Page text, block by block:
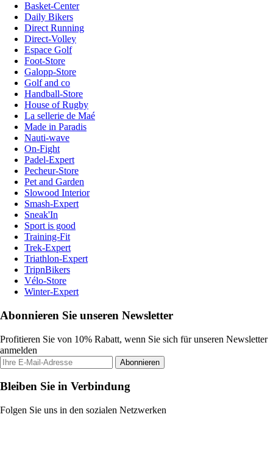
Basket-Center
Daily Bikers
Direct Running
Direct-Volley
Espace Golf
Foot-Store
Galopp-Store
Golf and co
Handball-Store
House of Rugby
La sellerie de Maé
Made in Paradis
Nauti-wave
On-Fight
Padel-Expert
Pecheur-Store
Pet and Garden
Slowood Interior
Smash-Expert
Sneak'In
Sport is good
Training-Fit
Trek-Expert
Triathlon-Expert
TripnBikers
Vélo-Store
Winter-Expert
Abonnieren Sie unseren Newsletter
Profitieren Sie von 10% Rabatt, wenn Sie sich für unseren Newsletter
anmelden
Abonnieren
Bleiben Sie in Verbindung
Folgen Sie uns in den sozialen Netzwerken